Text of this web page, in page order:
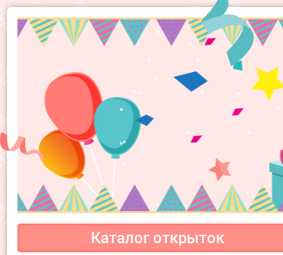
Каталог открыток